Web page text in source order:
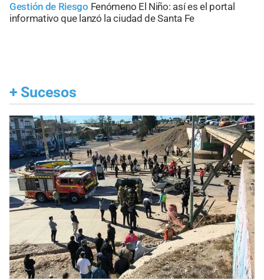
Gestión de Riesgo Fenómeno El Niño: así es el portal
informativo que lanzó la ciudad de Santa Fe
+ Sucesos